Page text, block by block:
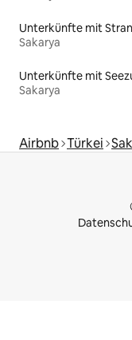
Sakarya
Unterkünfte mit
Sakarya
Airbnb Türkei